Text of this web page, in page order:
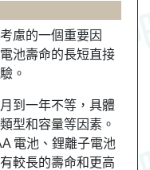
慮的一個重要因
池壽命的長短直接
。
到一年不等，具體
型和容量等因素。
電池、鋰離子電池
較長的壽命和更高